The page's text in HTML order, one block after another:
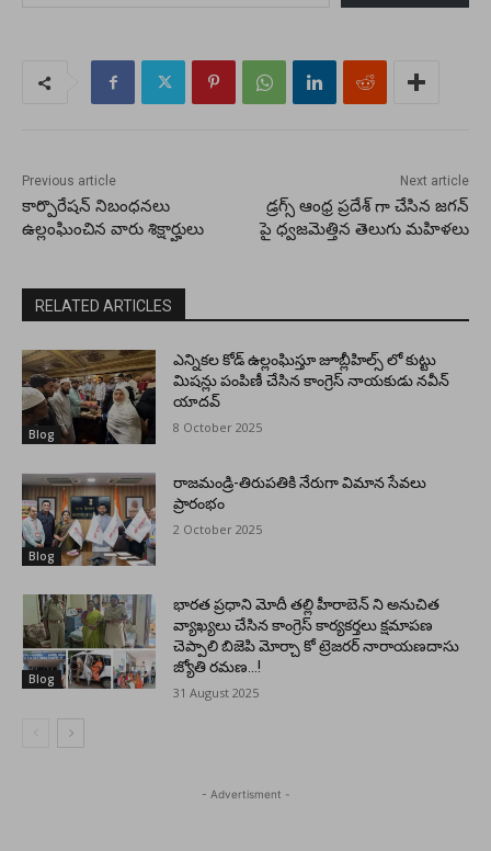
Previous article
కార్పొరేషన్ నిబంధనలు
ఉల్లంఘించిన వారు శిక్షార్హులు
Next article
డ్రగ్స్ ఆంధ్ర ప్రదేశ్ గా చేసిన జగన్
పై ధ్వజమెత్తిన తెలుగు మహిళలు
RELATED ARTICLES
Blog
ఎన్నికల కోడ్ ఉల్లంఘిస్తూ జూబ్లీహిల్స్ లో కుట్టు
మిషన్లు పంపిణీ చేసిన కాంగ్రెస్ నాయకుడు నవీన్
యాదవ్
8 October 2025
Blog
రాజమండ్రి-తిరుపతికి నేరుగా విమాన సేవలు
ప్రారంభం
2 October 2025
Blog
భారత ప్రధాని మోదీ తల్లి హీరాబెన్ ని అనుచిత
వ్యాఖ్యలు చేసిన కాంగ్రెస్ కార్యకర్తలు క్షమాపణ
చెప్పాలి బిజెపి మోర్చా కో ట్రెజరర్ నారాయణదాసు
జ్యోతి రమణ…!
31 August 2025
- Advertisment -